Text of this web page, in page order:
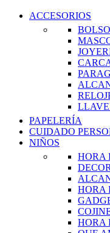
ACCESORIOS
PAPELERÍA
CUIDADO
NIÑOS
HORA
HORA
HORA